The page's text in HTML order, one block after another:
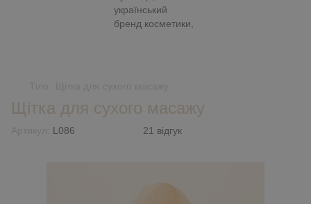
Щітка для сухого масажу
L086 21 відгук